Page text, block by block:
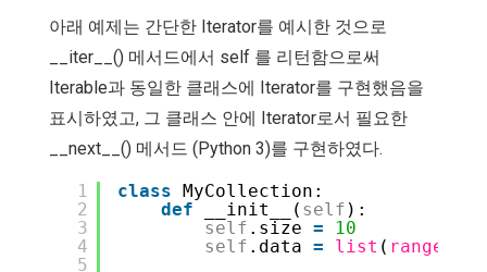
아래 예제는 간단한 Iterator를 예시한 것으로
__iter__() 메서드에서 self 를 리턴함으로써
Iterable과 동일한 클래스에 Iterator를 구현했음을
표시하였고, 그 클래스 안에 Iterator로서 필요한
__next__() 메서드 (Python 3)를 구현하였다.
1
2
3
4
5
class
MyCollection:
def
__init__( self ):
self .size =
10
self .data = list ( range